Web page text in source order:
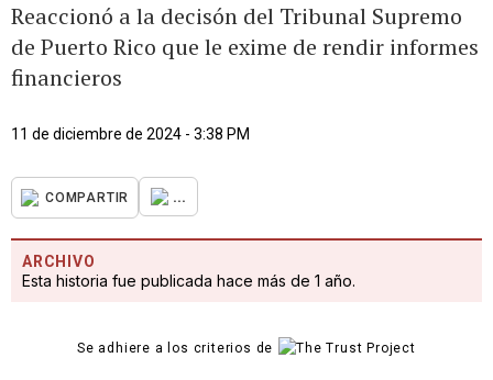
Reaccionó a la decisón del Tribunal Supremo
de Puerto Rico que le exime de rendir informes
financieros
11 de diciembre de 2024 - 3:38 PM
COMPARTIR ...
ARCHIVO
Esta historia fue publicada hace más de 1 año.
Se adhiere a los criterios de